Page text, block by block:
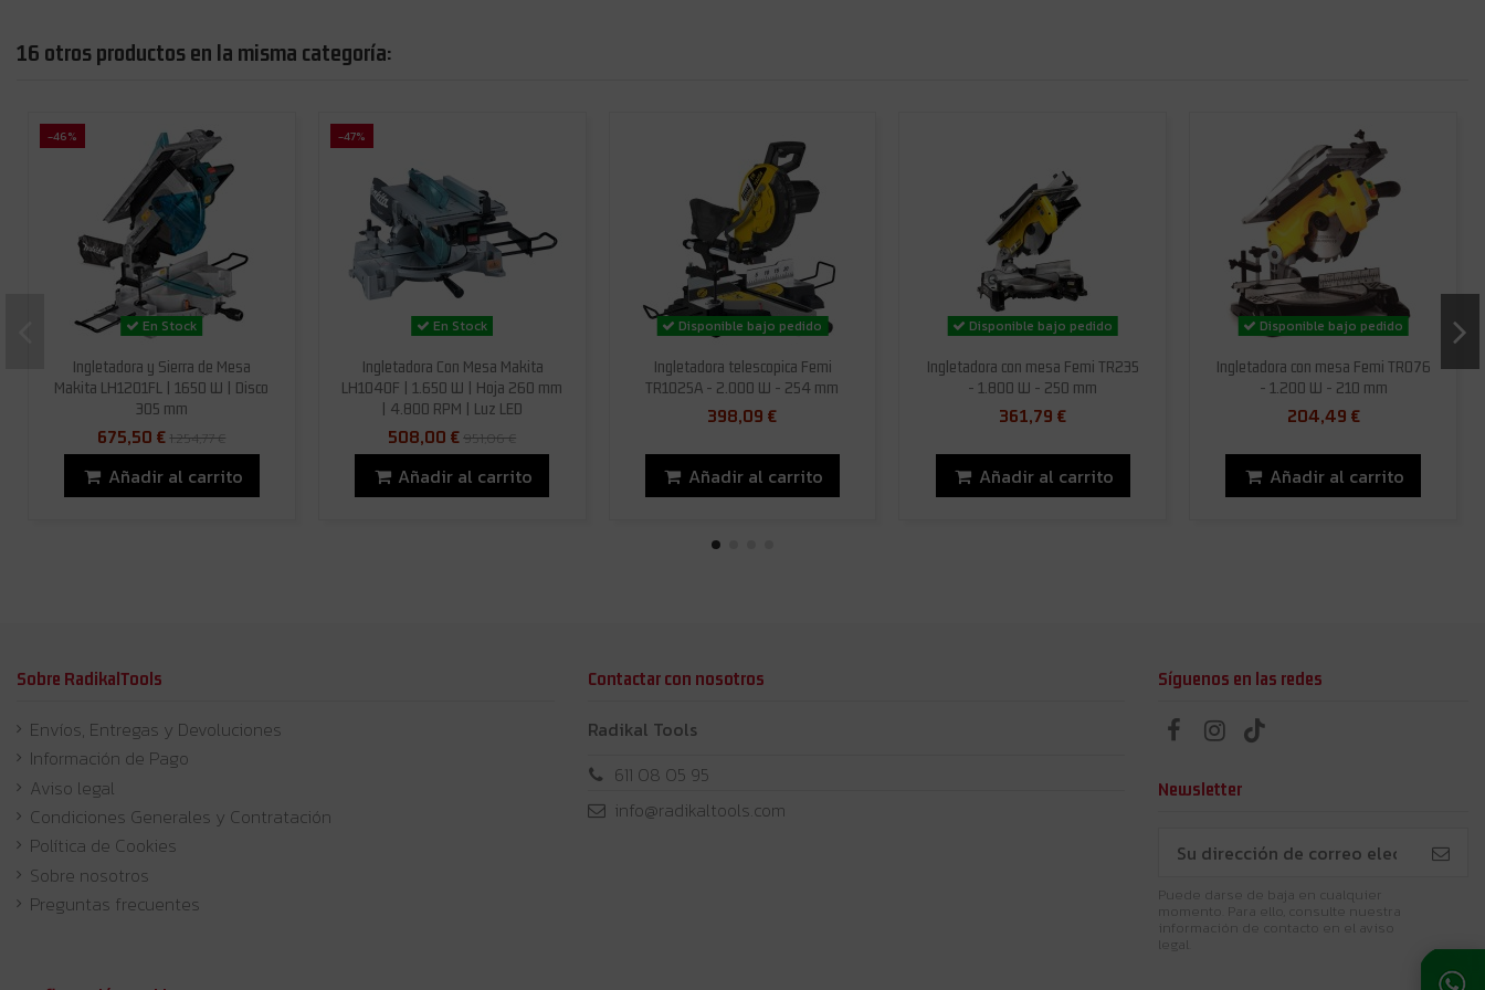
16 otros productos en la misma categoría:
-46%
En Stock
Ingletadora y Sierra de Mesa
Makita LH1201FL | 1650 W | Disco
305 mm
675,50 € 1.254,77 €
Añadir al carrito
-47%
En Stock
Ingletadora Con Mesa Makita
LH1040F | 1.650 W | Hoja 260 mm
| 4.800 RPM | Luz LED
508,00 €951,06 €
Añadir al carrito
Disponible bajo pedido
Ingletadora telescopica Femi
TR1025A - 2.000 W - 254 mm
398,09 €
Añadir al carrito
Disponible bajo pedido
Ingletadora con mesa Femi TR235
- 1.800 W - 250 mm
361,79 €
Añadir al carrito
Disponible bajo pedido
Ingletadora con mesa Femi TR076
- 1.200 W - 210 mm
204,49 €
Añadir al carrito
Sobre RadikalTools
Envíos, Entregas y Devoluciones
Información de Pago
Aviso legal
Condiciones Generales y Contratación
Política de Cookies
Sobre nosotros
Preguntas frecuentes
Contactar con nosotros
Radikal Tools
611 08 05 95
info@radikaltools.com
Síguenos en las redes
Newsletter
Puede darse de baja en cualquier
momento. Para ello, consulte nuestra
información de contacto en el aviso
legal.